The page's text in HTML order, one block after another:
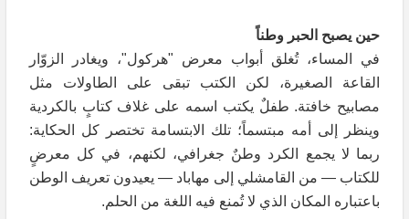
حين يصبح الحبر وطناً
في المساء، تُغلق أبواب معرض "هركول"، ويغادر الزوّار
القاعة الصغيرة، لكن الكتب تبقى على الطاولات مثل
مصابيح خافتة. طفلٌ يكتب اسمه على غلاف كتابٍ بالكردية
وينظر إلى أمه مبتسماً؛ تلك الابتسامة تختصر كل الحكاية:
ربما لا يجمع الكرد وطنٌ جغرافي، لكنهم، في كل معرضٍ
للكتاب — من القامشلي إلى مهاباد — يعيدون تعريف الوطن
باعتباره المكان الذي لا تُمنع فيه اللغة من الحلم.